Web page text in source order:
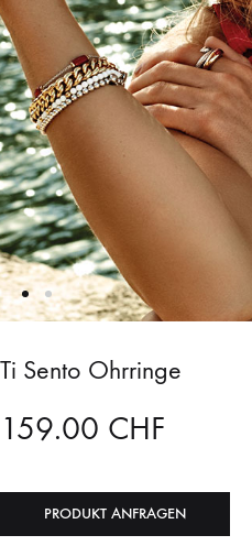
Ti Sento Ohrringe
159.00 CHF
PRODUKT ANFRAGEN